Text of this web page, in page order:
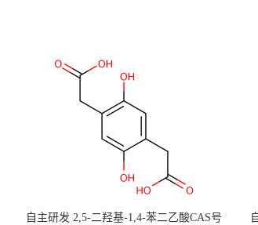
自主研发 2,5-二羟基-1,4-苯二乙酸CAS号